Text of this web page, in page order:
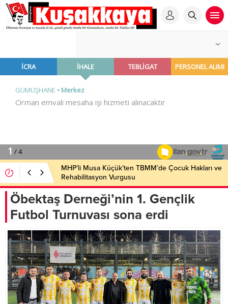
MHP’li Musa Küçük’ten TBMM’de Çocuk Hakları ve
Rehabilitasyon Vurgusu
Öbektaş Derneği’nin 1. Gençlik
Futbol Turnuvası sona erdi